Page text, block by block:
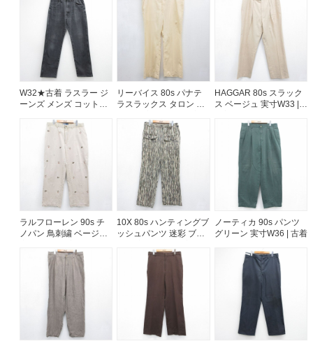
W32★古着 ラスラー ジ
ーンズ メンズ コットン
26aug07
リーバイス 80s パナテ
ラスラックス タロン ベ
HAGGAR 80s スラック
ス ベージュ 実寸W33 |
ラルフローレン 90s チ
ノパン 鳥刺繍 ベージュ
10X 80s ハンティングブ
ッシュパンツ 迷彩 ブラ
ノーティカ 90s パンツ
グリーン 実寸W36 | 古着